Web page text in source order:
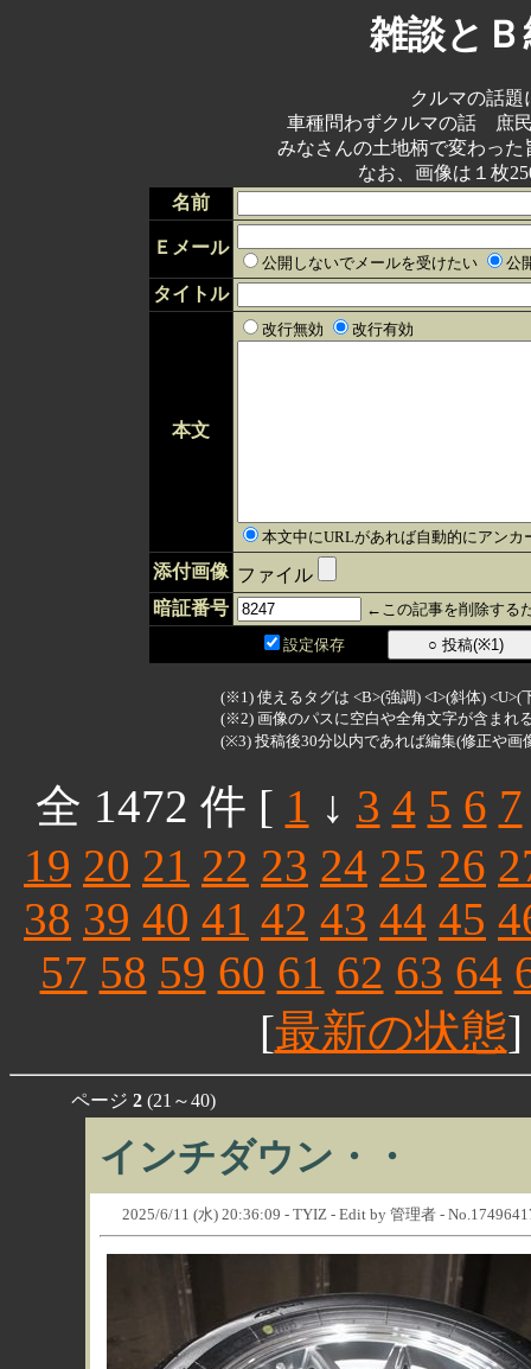
雑談と
クルマの話
車種問わずクルマの話 庶
みなさんの土地柄で変わっ
なお、画像は１枚
名前
Ｅメール
公開しないでメールを受けたい 公
タイトル
本文
改行無効 改行有効
本文中にURLがあれば自動的にアン
添付画像 ファイル
暗証番号
←この記事を削除する
設定保存
(※1) 使えるタグは <B>(強調) <I>(斜体) <U>(
(※2) 画像のパスに空白や全角文字が含まれ
(※3) 投稿後30分以内であれば編集(修正や画
全 1472 件 [ 1 ↓ 3 4 5 6 7
19 20 21 22 23 24 25 26
38 39 40 41 42 43 44 45
57 58 59 60 61 62 63 64
[最新の状態
ページ 2(21～40)
インチダウン・・
2025/6/11 (水) 20:36:09 - TYIZ - Edit by 管理者 -